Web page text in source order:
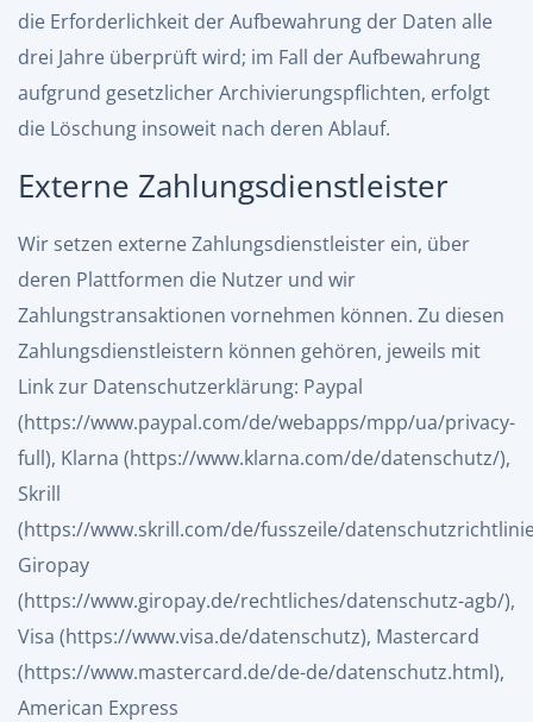
die Erforderlichkeit der Aufbewahrung der Daten alle
drei Jahre überprüft wird; im Fall der Aufbewahrung
aufgrund gesetzlicher Archivierungspflichten, erfolgt
die Löschung insoweit nach deren Ablauf.
Externe Zahlungsdienstleister
Wir setzen externe Zahlungsdienstleister ein, über
deren Plattformen die Nutzer und wir
Zahlungstransaktionen vornehmen können. Zu diesen
Zahlungsdienstleistern können gehören, jeweils mit
Link zur Datenschutzerklärung: Paypal
(https://www.paypal.com/de/webapps/mpp/ua/privacy-
full), Klarna (https://www.klarna.com/de/datenschutz/),
Skrill
(https://www.skrill.com/de/fusszeile/
Giropay
(https://www.giropay.de/rechtliches/datenschutz-agb/),
Visa (https://www.visa.de/datenschutz), Mastercard
(https://www.mastercard.de/de-de/datenschutz.html),
American Express